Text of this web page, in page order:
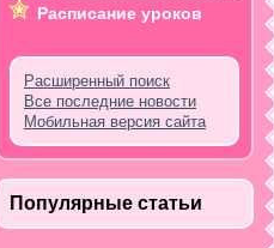
Расписание уроков
Расширенный поиск
Все последние новости
Мобильная версия сайта
Популярные статьи